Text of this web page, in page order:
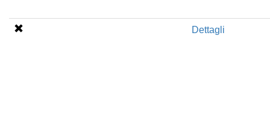
Dettagli